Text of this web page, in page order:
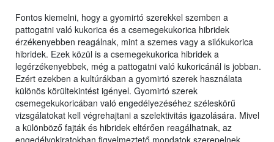
Fontos kiemelni, hogy a gyomirtó szerekkel szemben a
pattogatni való kukorica és a csemegekukorica hibridek
érzékenyebben reagálnak, mint a szemes vagy a silókukorica
hibridek. Ezek közül is a csemegekukorica hibridek a
legérzékenyebbek, még a pattogatni való kukoricánál is jobban.
Ezért ezekben a kultúrákban a gyomirtó szerek használata
különös körültekintést igényel. Gyomirtó szerek
csemegekukoricában való engedélyezéséhez széleskörű
vizsgálatokat kell végrehajtani a szelektivitás igazolására. Mivel
a különböző fajták és hibridek eltérően reagálhatnak, az